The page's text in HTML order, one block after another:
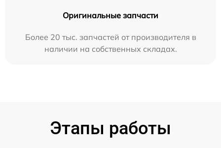
Оригинальные запчасти
Более 20 тыс. запчастей от производителя в
наличии на собственных складах.
Этапы работы